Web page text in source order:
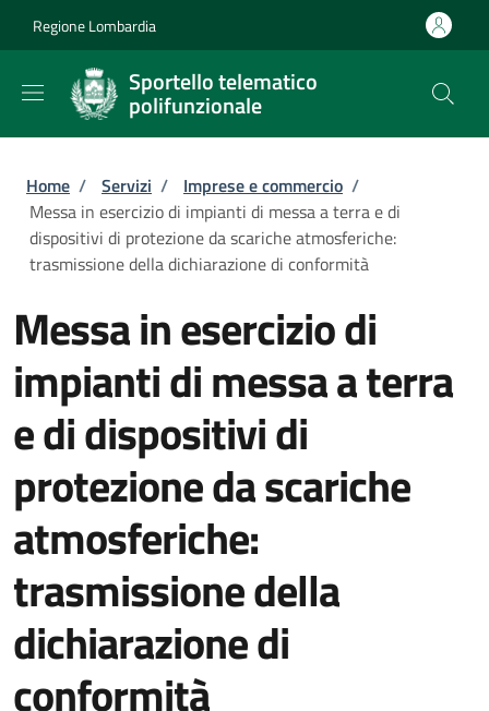
Regione Lombardia
Sportello telematico
polifunzionale
Briciole di pane
Home / Servizi / Imprese e commercio /
Messa in esercizio di impianti di messa a terra e di
dispositivi di protezione da scariche atmosferiche:
trasmissione della dichiarazione di conformità
Messa in esercizio di
impianti di messa a terra
e di dispositivi di
protezione da scariche
atmosferiche:
trasmissione della
dichiarazione di
conformità